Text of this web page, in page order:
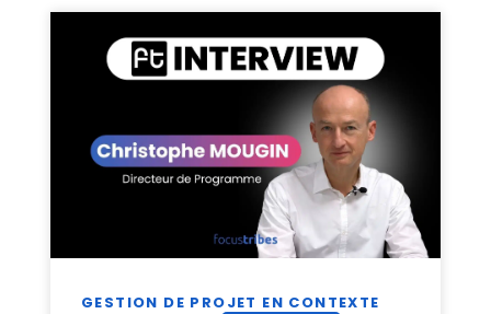
GESTION DE PROJET EN CONTEXTE